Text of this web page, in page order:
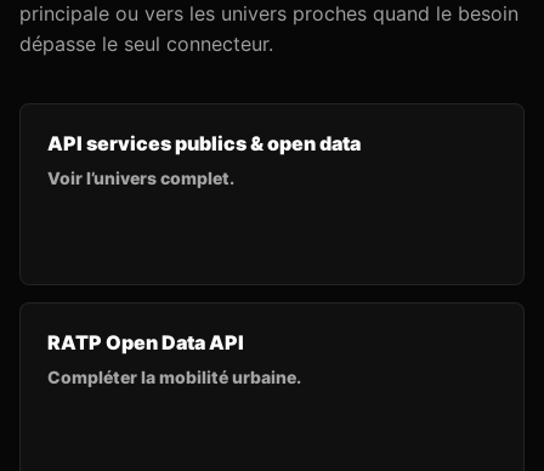
principale ou vers les univers proches quand le besoin
dépasse le seul connecteur.
API services publics & open data
Voir l’univers complet.
RATP Open Data API
Compléter la mobilité urbaine.